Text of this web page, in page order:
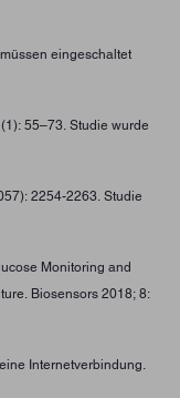
eingeschaltet
55–73. Studie wurde
2254-2263. Studie
Monitoring and
Biosensors 2018; 8:
Internetverbindung.